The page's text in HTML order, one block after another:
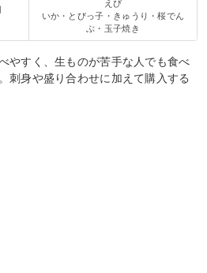
えび
いか・とびっ子・きゅうり・桜でん
ぶ・玉子焼き
やすく、生ものが苦手な人でも食べ
刺身や盛り合わせに加えて購入する